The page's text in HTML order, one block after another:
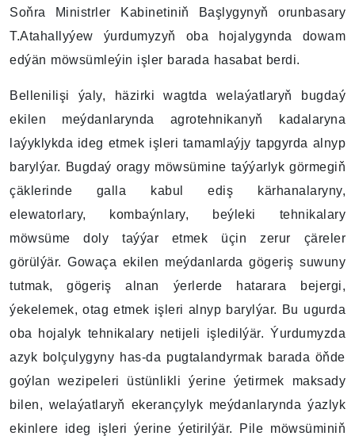
Soňra Ministrler Kabinetiniň Başlygynyň orunbasary
T.Atahallyýew ýurdumyzyň oba hojalygynda dowam
edýän möwsümleýin işler barada hasabat berdi.
Bellenilişi ýaly, häzirki wagtda welaýatlaryň bugdaý
ekilen meýdanlarynda agrotehnikanyň kadalaryna
laýyklykda ideg etmek işleri tamamlaýjy tapgyrda alnyp
barylýar. Bugdaý oragy möwsümine taýýarlyk görmegiň
çäklerinde galla kabul ediş kärhanalaryny,
elewatorlary, kombaýnlary, beýleki tehnikalary
möwsüme doly taýýar etmek üçin zerur çäreler
görülýär. Gowaça ekilen meýdanlarda gögeriş suwuny
tutmak, gögeriş alnan ýerlerde hatarara bejergi,
ýekelemek, otag etmek işleri alnyp barylýar. Bu ugurda
oba hojalyk tehnikalary netijeli işledilýär. Ýurdumyzda
azyk bolçulygyny has-da pugtalandyrmak barada öňde
goýlan wezipeleri üstünlikli ýerine ýetirmek maksady
bilen, welaýatlaryň ekerançylyk meýdanlarynda ýazlyk
ekinlere ideg işleri ýerine ýetirilýär. Pile möwsüminiň